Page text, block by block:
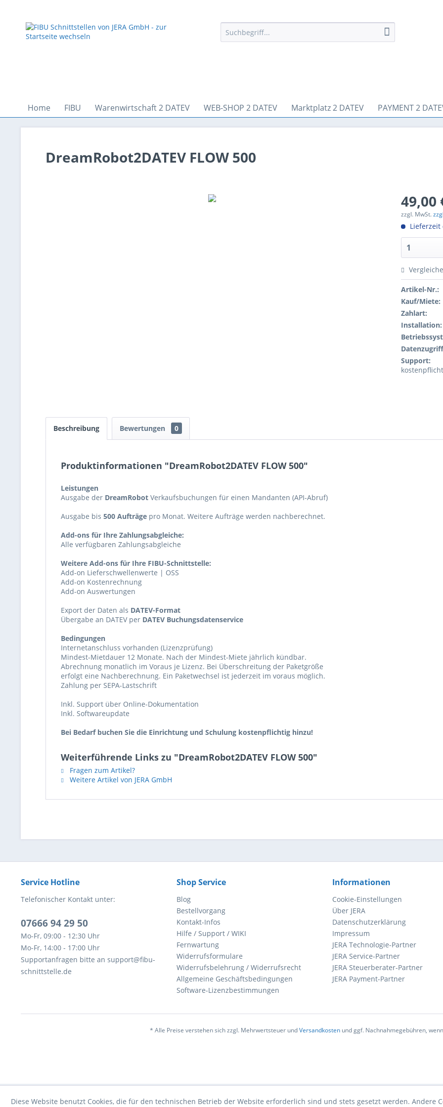
Home FIBU Warenwirtschaft 2 DATEV WEB-SHOP 2 DATEV Marktplatz 2 DATEV PAYMENT 2
DreamRobot2DATEV FLOW 500
49,00
zzgl. MwSt.
Lieferzeit
Artikel-Nr.:
Kauf/Miete:
Zahlart:
Installation:
Support:
Beschreibung Bewertungen 0
Produktinformationen "DreamRobot2DATEV FLOW 500"
Leistungen
Ausgabe der DreamRobot Verkaufsbuchungen für einen Mandanten (API-Abruf)
Ausgabe bis 500 Aufträge pro Monat. Weitere Aufträge werden nachberechnet.
Add-ons für Ihre Zahlungsabgleiche:
Alle verfügbaren Zahlungsabgleiche
Weitere Add-ons für Ihre FIBU-Schnittstelle:
Add-on Lieferschwellenwerte | OSS
Add-on Kostenrechnung
Add-on Auswertungen
Export der Daten als DATEV-Format
Übergabe an DATEV per DATEV Buchungsdatenservice
Bedingungen
Internetanschluss vorhanden (Lizenzprüfung)
Mindest-Mietdauer 12 Monate. Nach der Mindest-Miete jährlich kündbar.
Abrechnung monatlich im Voraus je Lizenz. Bei Überschreitung der Paketgröße
erfolgt eine Nachberechnung. Ein Paketwechsel ist jederzeit im voraus möglich.
Zahlung per SEPA-Lastschrift
Inkl. Support über Online-Dokumentation
Inkl. Softwareupdate
Bei Bedarf buchen Sie die Einrichtung und Schulung kostenpflichtig hinzu!
Weiterführende Links zu "DreamRobot2DATEV FLOW 500"
Fragen zum Artikel?
Weitere Artikel von JERA GmbH
Service Hotline
Telefonischer Kontakt unter:
07666 94 29 50
Mo-Fr, 09:00 - 12:30 Uhr
Mo-Fr, 14:00 - 17:00 Uhr
Supportanfragen bitte an support@fibu-
schnittstelle.de
Shop Service
Blog
Bestellvorgang
Kontakt-Infos
Hilfe / Support / WIKI
Fernwartung
Widerrufsformulare
Widerrufsbelehrung / Widerrufsrecht
Allgemeine Geschäftsbedingungen
Software-Lizenzbestimmungen
Informationen
Cookie-Einstellungen
Über JERA
Datenschutzerklärung
Impressum
JERA Technologie-Partner
JERA Service-Partner
JERA Steuerberater-Partner
JERA Payment-Partner
* Alle Preise verstehen sich zzgl. Mehrwertsteuer undVersandkosten und ggf. Nachnahmegebühren,
Diese Website benutzt Cookies, die für den technischen Betrieb der Website erforderlich sind und stets gesetzt werden. Andere